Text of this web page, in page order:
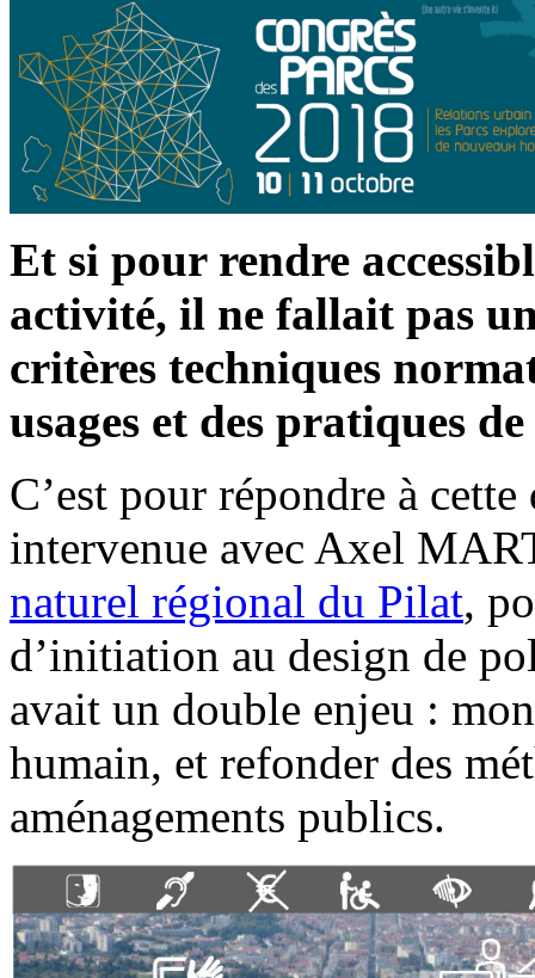
Et si pour rendre
activité, il ne fallait pas
critères techniques
usages et des pratiques
C’est pour répondre à
intervenue avec Axel
naturel régional du Pilat,
d’initiation au design de
avait un double enjeu :
humain, et refonder des
aménagements publics.